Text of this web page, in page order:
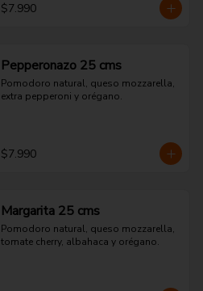
$7.990
Pepperonazo 25 cms
Pomodoro natural, queso mozzarella,
extra pepperoni y orégano.
$7.990
Margarita 25 cms
Pomodoro natural, queso mozzarella,
tomate cherry, albahaca y orégano.